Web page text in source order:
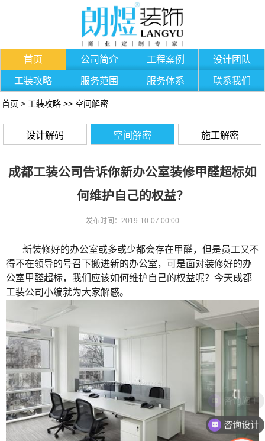
首页 公司简介 工程案例 设计团队
工装攻略 服务范围 服务体系 联系我们
首页 > 工装攻略 >> 空间解密
设计解码 空间解密 施工解密
成都工装公司告诉你新办公室装修甲醛超标如
何维护自己的权益？
发布时间：2019-10-07 00:00
新装修好的办公室或多或少都会存在甲醛，但是员工又不
得不在领导的号召下搬进新的办公室，可是面对装修好的办
公室甲醛超标，我们应该如何维护自己的权益呢？今天成都
工装公司小编就为大家解惑。
咨询设计
咨询施工